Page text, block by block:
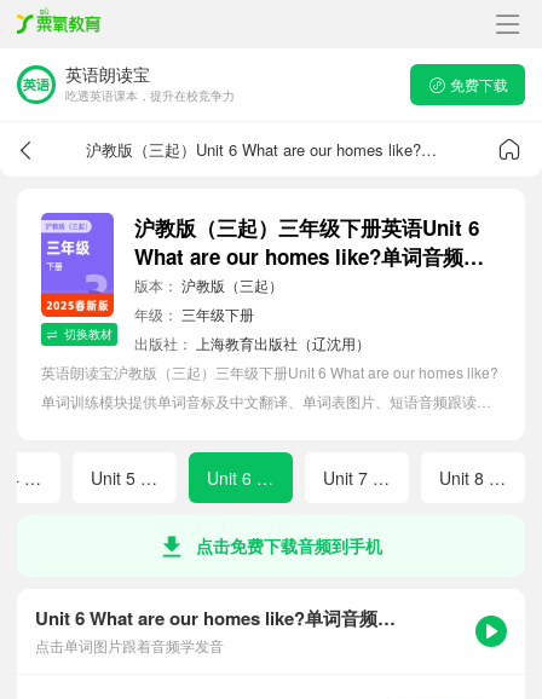
英语朗读宝
吃透英语课本，提升在校竞争力
免费下载
沪教版（三起）Unit 6 What are our homes like?单词音频
切换教材
沪教版（三起）三年级下册英语Unit 6
What are our homes like?单词音频跟
读
版本： 沪教版（三起）
年级： 三年级下册
出版社：
上海教育出版社（辽沈用）
英语朗读宝沪教版（三起）三年级下册Unit 6 What are our homes like?
单词训练模块提供单词音标及中文翻译、单词表图片、短语音频跟读点
掌握单词发音，提高听写记忆能力。
Unit 4 What sounds can we hear? Unit 5 Where can we see colours? Unit 6 What are our homes like? Unit 7 What do we do at school? Unit 8 What do you do on Children
点击免费下载音频到手机
Unit 6 What are our homes like?单词音频跟读
点击单词图片跟着音频学发音